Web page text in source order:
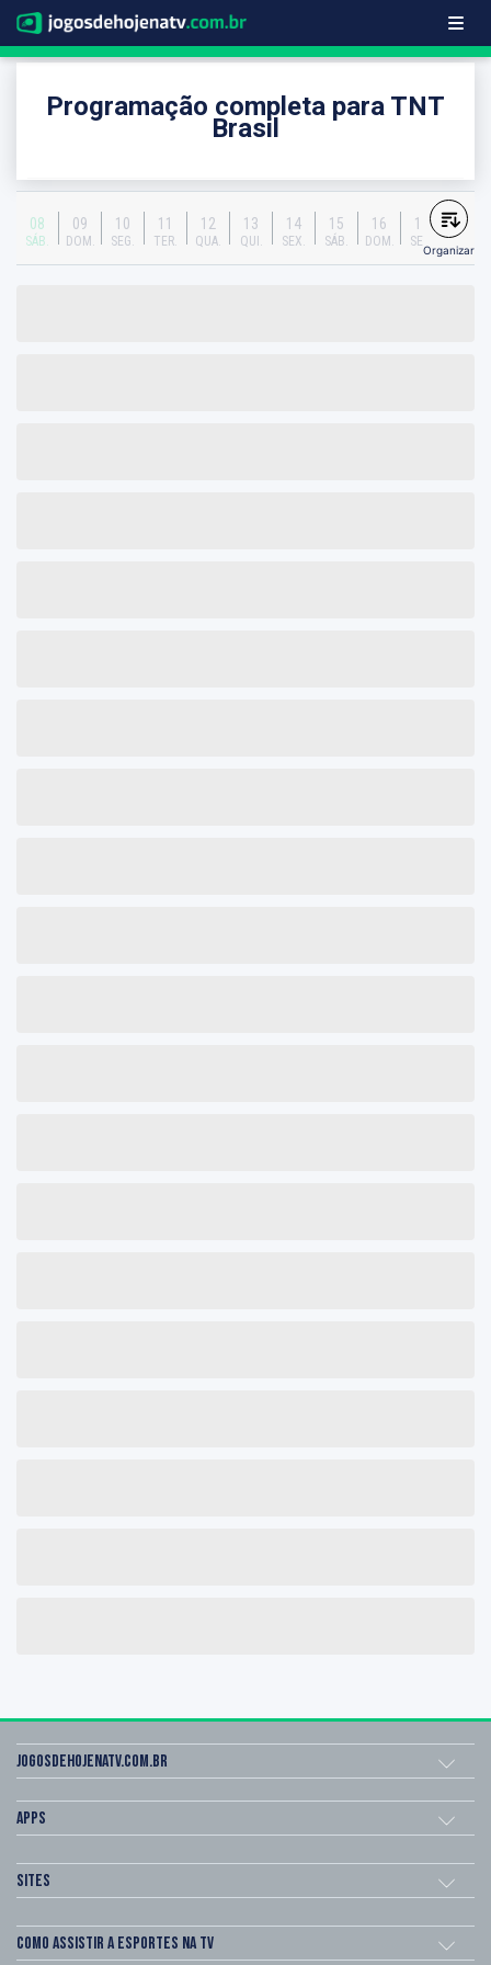
Programação completa para TNT
Brasil
08
SÁB.
09
DOM.
10
SEG.
11
TER.
12
QUA.
13
QUI.
14
SEX.
15
SÁB.
16
DOM.
17
SEG.
Organizar
Jogosdehojenatv.com.br
Apps
Sites
Como assistir a esportes na TV